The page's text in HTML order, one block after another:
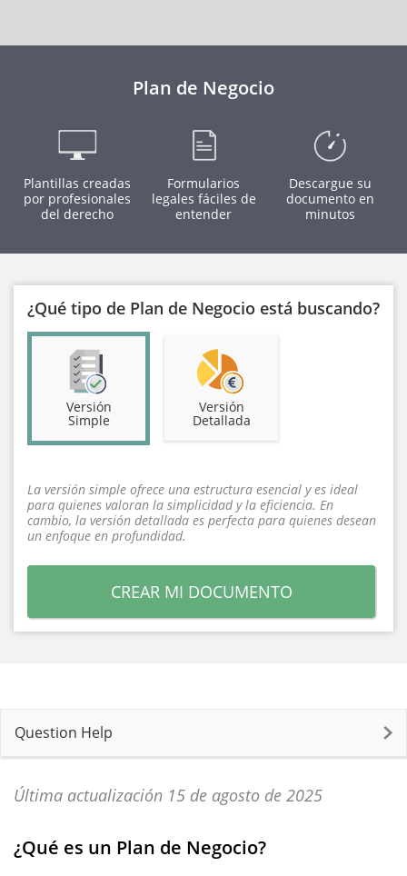
Plan de Negocio
Plantillas creadas
por profesionales
del derecho
Formularios
legales fáciles de
entender
Descargue su
documento en
minutos
¿Qué tipo de Plan de Negocio está buscando?
Versión
Simple
Versión
Detallada
La versión simple ofrece una estructura esencial y es ideal
para quienes valoran la simplicidad y la eficiencia. En
cambio, la versión detallada es perfecta para quienes desean
un enfoque en profundidad.
CREAR MI DOCUMENTO
Question Help
Última actualización 15 de agosto de 2025
¿Qué es un Plan de Negocio?